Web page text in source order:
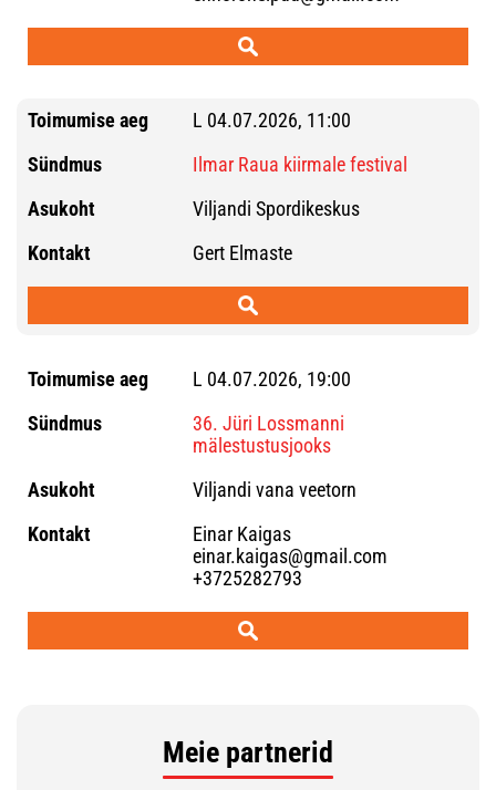
L 04.07.2026, 11:00
Ilmar Raua kiirmale festival
Viljandi Spordikeskus
Gert Elmaste
L 04.07.2026, 19:00
36. Jüri Lossmanni
mälestustusjooks
Viljandi vana veetorn
Einar Kaigas
einar.kaigas@gmail.com
+3725282793
Meie partnerid